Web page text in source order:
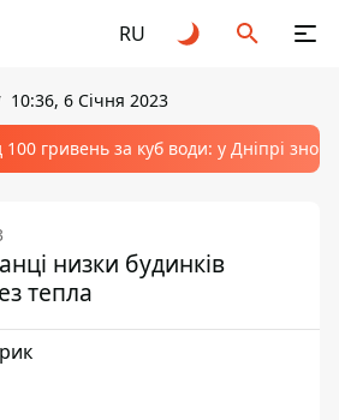
RU
10:36, 6 Січня 2023
100 гривень за куб води: у Дніпрі
низки будинків
тепла